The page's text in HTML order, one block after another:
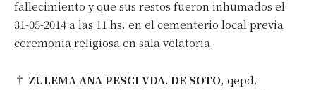
fallecimiento y que sus restos fueron inhumados el
31-05-2014 a las 11 hs. en el cementerio local previa
ceremonia religiosa en sala velatoria.
† ZULEMA ANA PESCI VDA. DE SOTO, qepd.